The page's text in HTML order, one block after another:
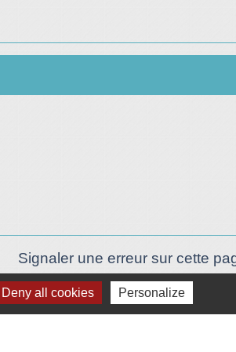
Signaler une erreur sur cette
Deny all cookies Personalize